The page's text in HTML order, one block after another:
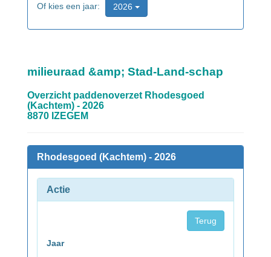
Of kies een jaar: 2026
milieuraad &amp; Stad-Land-schap
Overzicht paddenoverzet Rhodesgoed
(Kachtem) - 2026
8870 IZEGEM
Rhodesgoed (Kachtem) - 2026
Actie
Terug
Jaar